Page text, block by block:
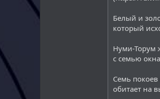
Белый и
который
Нуми-Торум
с семью
Семь
обитает на